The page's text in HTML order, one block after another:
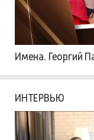
Имена. Георгий
ИНТЕРВЬЮ